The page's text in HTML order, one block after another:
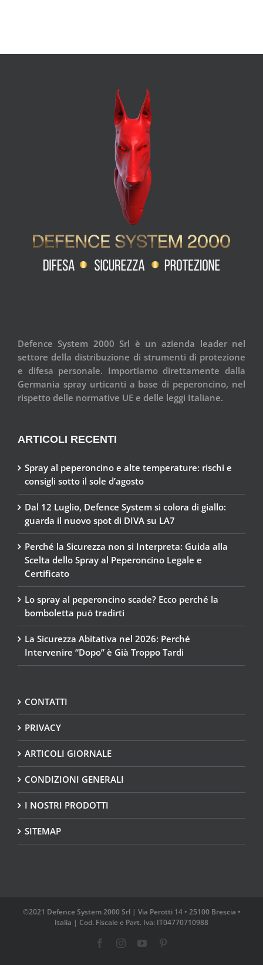
Defence System 2000 Srl è un azienda leader nel
settore della distribuzione di strumenti di protezione
e difesa personale. Importiamo direttamente dalla
Germania spray urticanti a base di peperoncino, nel
rispetto delle normative UE e delle leggi Italiane.
ARTICOLI RECENTI
Spray al peperoncino e alte temperature: rischi e
consigli sotto il sole d’agosto
Dal 12 Luglio, Defence System si colora di giallo:
guarda il nuovo spot di DIVA su LA7
Perché la Sicurezza non si Interpreta: Guida alla
Scelta dello Spray al Peperoncino Legale e
Certificato
Lo spray al peperoncino scade? Ecco perché la
bomboletta può tradirti
La Sicurezza Abitativa nel 2026: Perché
Intervenire “Dopo” è Già Troppo Tardi
CONTATTI
PRIVACY
ARTICOLI GIORNALE
CONDIZIONI GENERALI
I NOSTRI PRODOTTI
SITEMAP
©2021 Defence System 2000 Srl | Via Perotti 14 • 25100 Brescia •
Italia | Cod. Fiscale e Part. Iva: IT04770710988
FacebookInstagramYouTube